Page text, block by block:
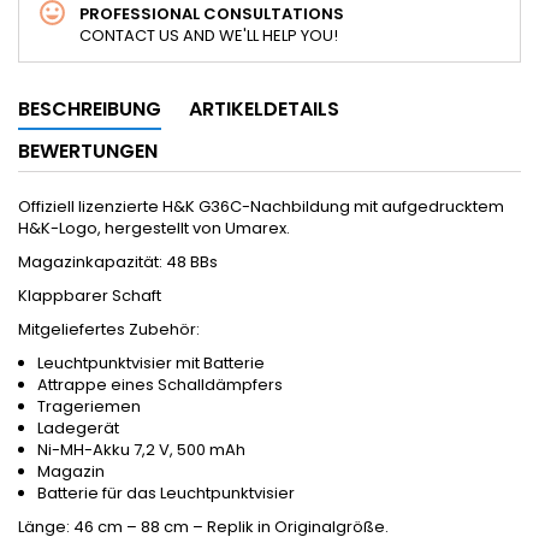
PROFESSIONAL CONSULTATIONS
CONTACT US AND WE'LL HELP YOU!
BESCHREIBUNG
ARTIKELDETAILS
BEWERTUNGEN
Offiziell lizenzierte H&K G36C-Nachbildung mit aufgedrucktem
H&K-Logo, hergestellt von Umarex.
Magazinkapazität: 48 BBs
Klappbarer Schaft
Mitgeliefertes Zubehör:
Leuchtpunktvisier mit Batterie
Attrappe eines Schalldämpfers
Trageriemen
Ladegerät
Ni-MH-Akku 7,2 V, 500 mAh
Magazin
Batterie für das Leuchtpunktvisier
Länge: 46 cm – 88 cm – Replik in Originalgröße.